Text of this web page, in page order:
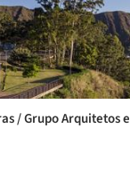
/ Grupo Arquitetos e